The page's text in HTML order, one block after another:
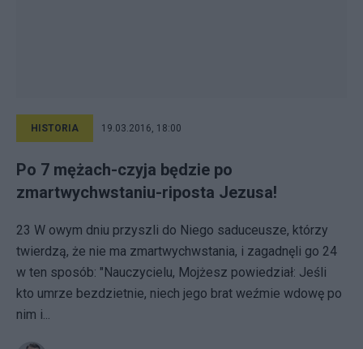
HISTORIA 19.03.2016, 18:00
Po 7 mężach-czyja będzie po
zmartwychwstaniu-riposta Jezusa!
23 W owym dniu przyszli do Niego saduceusze, którzy
twierdzą, że nie ma zmartwychwstania, i zagadnęli go 24
w ten sposób: "Nauczycielu, Mojżesz powiedział: Jeśli
kto umrze bezdzietnie, niech jego brat weźmie wdowę po
nim i...